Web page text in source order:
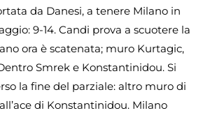
da Danesi, a tenere Milano in
9-14. Candi prova a scuotere la
ora è scatenata; muro Kurtagic,
Dentro Smrek e Konstantinidou. Si
la fine del parziale: altro muro di
di Konstantinidou. Milano